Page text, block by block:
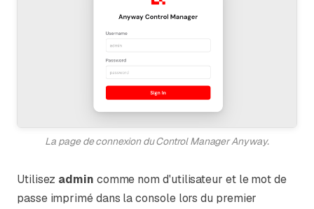
La page de connexion du Control Manager Anyway.
Utilisez admin comme nom d'utilisateur et le mot de
passe imprimé dans la console lors du premier